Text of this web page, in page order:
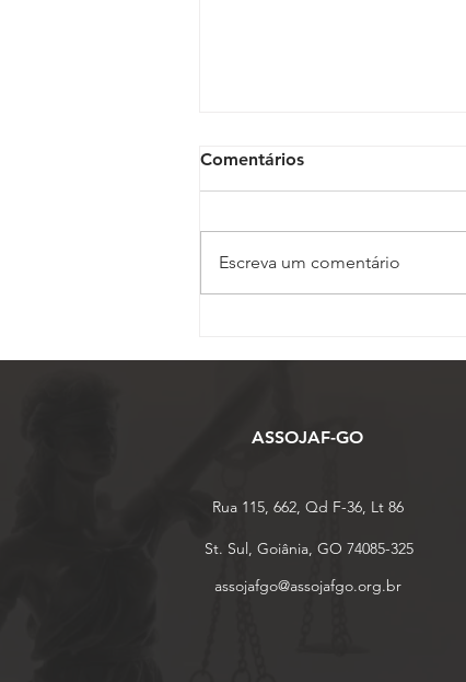
ASSOJAF-GO, Juliana
Comentários
Escreva um comentário
ASSOJAF-GO
Rua 115, 662, Qd F-36, Lt 86
St. Sul, Goiânia, GO 74085-325
assojafgo@assojafgo.org.br